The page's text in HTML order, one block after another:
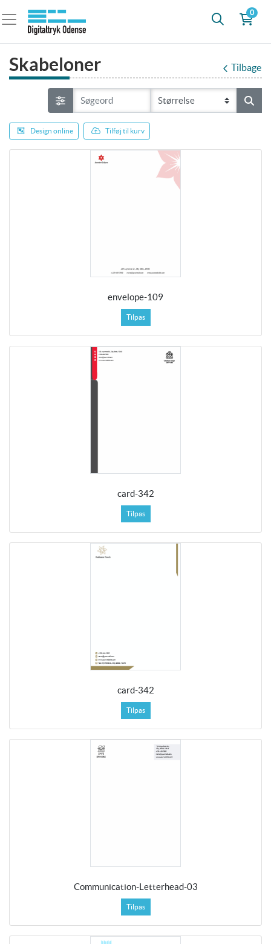
0
Skabeloner Tilbage
Design online Tilføj til kurv
envelope-109
Tilpas
card-342
Tilpas
card-342
Tilpas
Communication-Letterhead-03
Tilpas